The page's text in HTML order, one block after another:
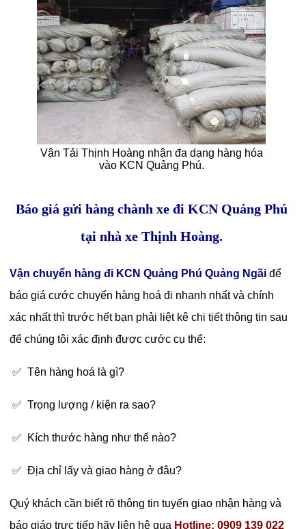
Vận Tải Thịnh Hoàng nhận đa dạng hàng hóa
vào KCN Quảng Phú.
Báo giá gửi hàng chành xe đi KCN Quảng Phú
tại nhà xe Thịnh Hoàng.
Vận chuyển hàng đi KCN Quảng Phú Quảng Ngãi để
báo giá cước chuyển hàng hoá đi nhanh nhất và chính
xác nhất thì trước hết bạn phải liệt kê chi tiết thông tin sau
để chúng tôi xác định được cước cụ thể:
✅Tên hàng hoá là gì?
✅Trọng lượng / kiện ra sao?
✅ Kích thước hàng như thế nào?
✅Địa chỉ lấy và giao hàng ở đâu?
Quý khách cần biết rõ thông tin tuyến giao nhận hàng và
báo giáo trực tiếp hãy liên hệ qua Hotline: 0909 139 022